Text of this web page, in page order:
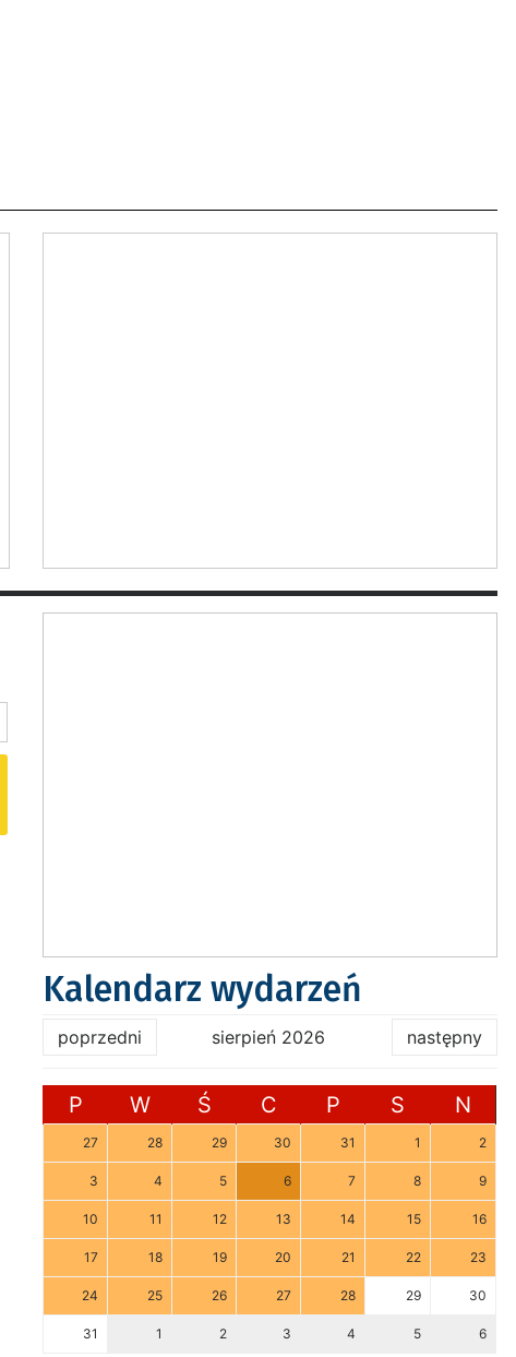
Kalendarz wydarzeń
poprzedni sierpień 2026 następny
P W Ś C P S N
27 28 29 30 31 1 2
3 4 5 6 7 8 9
10 11 12 13 14 15 16
17 18 19 20 21 22 23
24 25 26 27 28 29 30
31 1 2 3 4 5 6